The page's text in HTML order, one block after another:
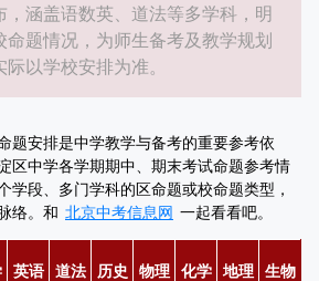
，涵盖语数英、道法等多学科，明
命题情况，为师生备考及教学规划
以学校安排为准。
安排是中学教学与备考的重要参考依
区中学各学期期中、期末考试命题参考情
学段、多门学科的区命题或校命题类型，
络。和 北京中考信息网 一起看看吧。
英语 道法 历史 物理 化学 地理 生物